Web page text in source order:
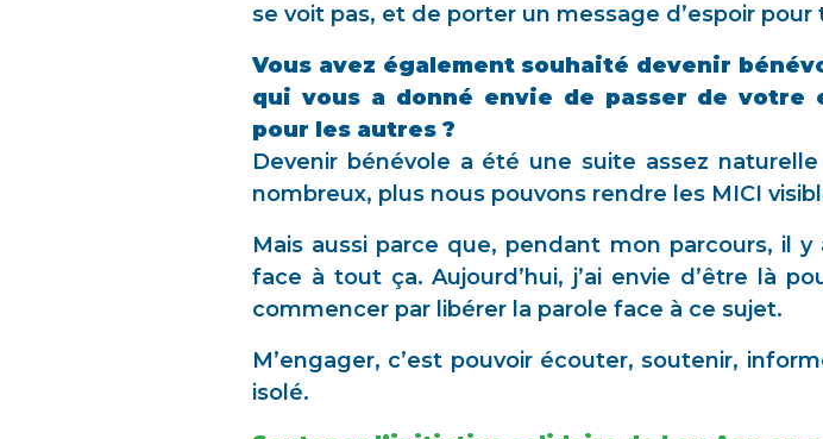
se voit pas, et de porter un message d’espoir
Vous avez également souhaité devenir
qui vous a donné envie de passer de votre
pour les autres ?
Devenir bénévole a été une suite assez
nombreux, plus nous pouvons rendre les MICI
Mais aussi parce que, pendant mon parcours, il
face à tout ça. Aujourd’hui, j’ai envie d’être là
commencer par libérer la parole face à ce sujet.
M’engager, c’est pouvoir écouter, soutenir,
isolé.